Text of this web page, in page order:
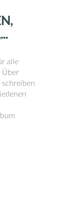
alle
Über
schreiben